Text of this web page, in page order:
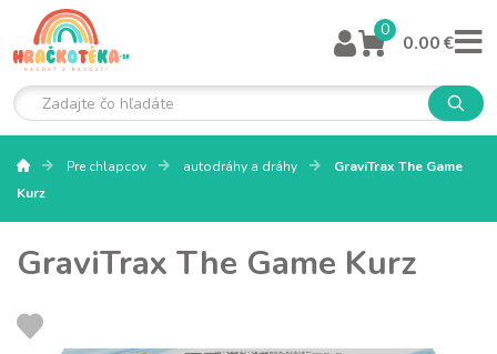
0
0.00 €
Pre chlapcov autodráhy a dráhy
GraviTrax The Game
Kurz
GraviTrax The Game Kurz